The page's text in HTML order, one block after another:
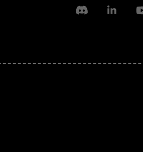
Linkedin
Discord